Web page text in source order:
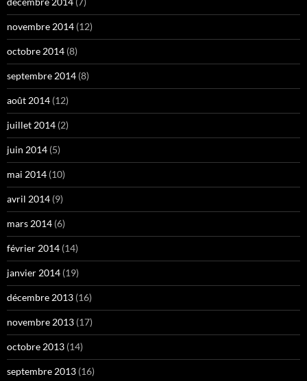
novembre 2014 (12)
octobre 2014 (8)
septembre 2014 (8)
août 2014 (12)
juillet 2014 (2)
juin 2014 (5)
mai 2014 (10)
avril 2014 (9)
mars 2014 (6)
février 2014 (14)
janvier 2014 (19)
décembre 2013 (16)
novembre 2013 (17)
octobre 2013 (14)
septembre 2013 (16)